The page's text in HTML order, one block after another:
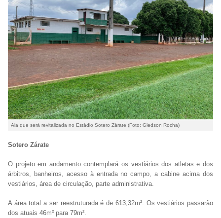
Ala que será revitalizada no Estádio Sotero Zárate (Foto: Gledson Rocha)
Sotero Zárate
O projeto em andamento contemplará os vestiários dos atletas e dos
árbitros, banheiros, acesso à entrada no campo, a cabine acima dos
vestiários, área de circulação, parte administrativa.
A área total a ser reestruturada é de 613,32m². Os vestiários passarão
dos atuais 46m² para 79m².